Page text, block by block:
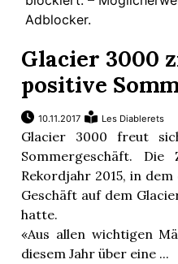
Glacier 3000
positive
10.11.2017 Les Diablerets
Glacier 3000 freut
Sommergeschäft.
Rekordjahr 2015, in
Geschäft auf dem
hatte.
«Aus allen wichtigen
diesem Jahr über eine ...